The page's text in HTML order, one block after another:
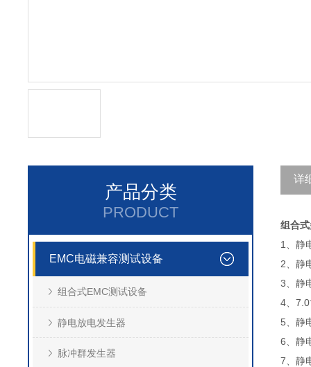
产品分类
PRODUCT
EMC电磁兼容测试设备
组合式EMC测试设备
静电放电发生器
脉冲群发生器
详
组合
1、静
2、静
3、静
4、
5、静
6、静
7、静